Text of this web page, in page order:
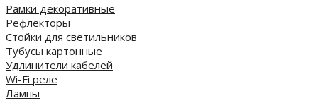
Рамки декоративные
Рефлекторы
Стойки для светильников
Тубусы картонные
Удлинители кабелей
Wi-Fi реле
Лампы